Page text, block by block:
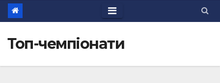
Топ-чемпіонати